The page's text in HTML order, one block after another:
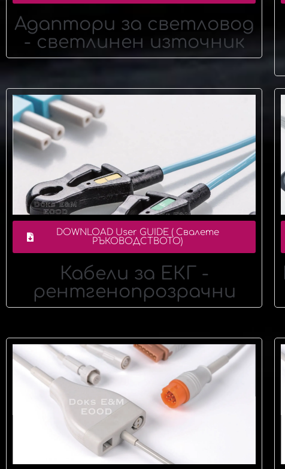
Адаптори за светловод
- светлинен източник
DOWNLOAD User GUIDE ( Свалете
РЪКОВОДСТВОТО)
Кабели за ЕКГ -
рентгенопрозрачни